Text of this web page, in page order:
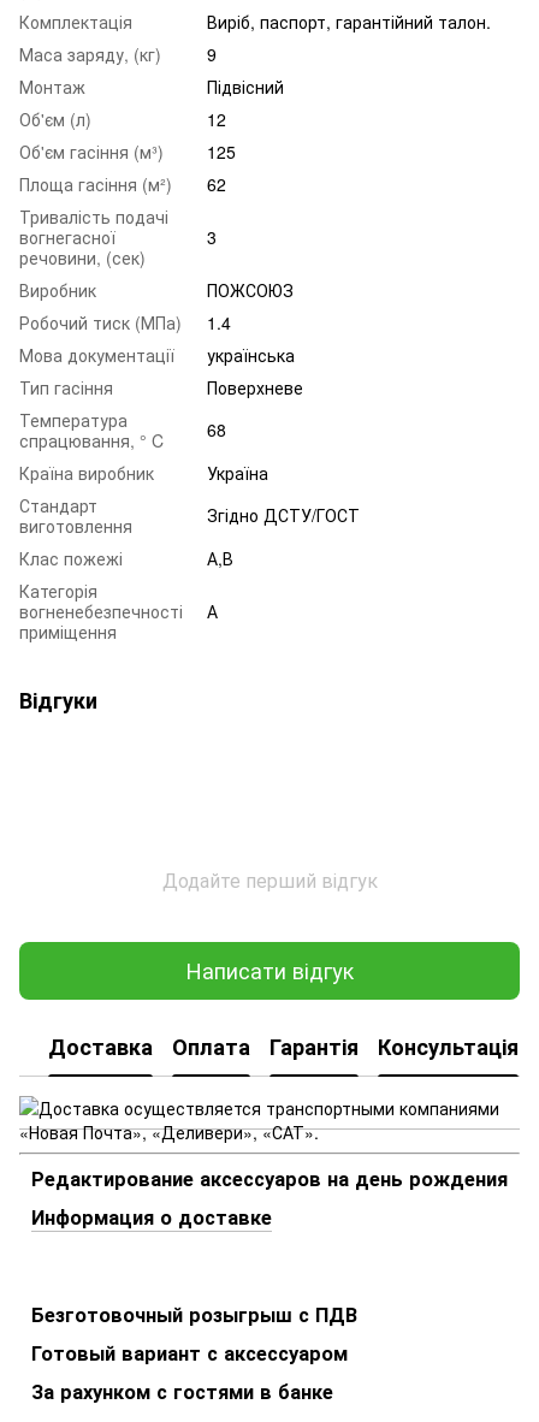
Комплектація
Виріб, паспорт, гарантійний талон.
Маса заряду, (кг)
9
Монтаж
Підвісний
Об'єм (л)
12
Об'єм гасіння (м³)
125
Площа гасіння (м²)
62
Тривалість подачі
вогнегасної
речовини, (сек)
3
Виробник
ПОЖСОЮЗ
Робочий тиск (МПа)
1.4
Мова документації
українська
Тип гасіння
Поверхневе
Температура
спрацювання, ° C
68
Країна виробник
Україна
Стандарт
виготовлення
Згідно ДСТУ/ГОСТ
Клас пожежі
А,В
Категорія
вогненебезпечності
приміщення
А
Відгуки
Додайте перший відгук
Написати відгук
Доставка Оплата Гарантія Консультація
Редактирование аксессуаров на день рождения
Информация о доставке
Безготовочный розыгрыш с ПДВ
Готовый вариант с аксессуаром
За рахунком с гостями в банке